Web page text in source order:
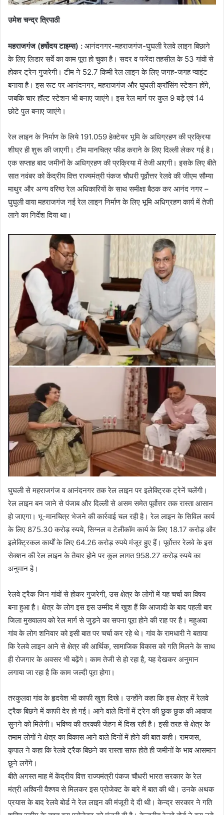
उमेश चन्द्र त्रिपाठी
महराजगंज (हर्षोदय टाइम्स) : आनंदनगर-महराजगंज-घुघली रेलवे लाइन बिछाने
के लिए लिडार सर्वे का काम पूरा हो चुका है। सदर व फरेंदा तहसील के 53 गांवाें से
होकर ट्रेन गुजरेगी। टीम ने 52.7 किमी रेल लाइन के लिए जगह-जगह प्वाइंट
बनाया है। इस रूट पर आनंदनगर, महराजगंज और घुघली क्राॅसिंग स्टेशन होंगे,
जबकि चार हॉल्ट स्टेशन भी बनाए जाएंगे। इस रेल मार्ग पर कुल 9 बड़े एवं 14
छोटे पुल बनाए जाएंगे।
रेल लाइन के निर्माण के लिये 191.059 हेक्टेयर भूमि के अधिग्रहण की प्रक्रिया
शीघ्र ही शुरू की जाएगी। टीम मानचित्र फीड कराने के लिए दिल्ली लेकर गई है।
एक सप्ताह बाद जमीनों के अधिग्रहण की प्रक्रिया में तेजी आएगी। इसके लिए बीते
सात नवंबर को केंद्रीय वित्त राज्यमंत्री पंकज चौधरी पूर्वोत्तर रेलवे की जीएम सौम्या
माथुर और अन्य वरिष्ठ रेल अधिकारियों के साथ समीक्षा बैठक कर आनंद नगर –
घुघुली वाया महराजगंज नई रेल लाइन निर्माण के लिए भूमि अधिग्रहण कार्य में तेजी
लाने का निर्देश दिया था।
घुघली से महराजगंज व आनंदनगर तक रेल लाइन पर इलेक्ट्रिक ट्रेनें चलेंगी।
रेल लाइन बन जाने से पंजाब और दिल्ली से असम समेत पूर्वोत्तर तक रास्ता आसान
हो जाएगा। भू-मानचित्र भेजने की कार्रवाई चल रही है। रेल लाइन के सिविल कार्य
के लिए 875.30 करोड़ रुपये, सिग्नल व टेलीकॉम कार्य के लिए 18.17 करोड़ और
इलेक्ट्रिकल कार्यों के लिए 64.26 करोड़ रुपये मंजूर हुए हैं। पूर्वोत्तर रेलवे के इस
सेक्शन की रेल लाइन के तैयार होने पर कुल लागत 958.27 करोड़ रुपये का
अनुमान है।
रेलवे ट्रैक जिन गांवों से होकर गुजरेगी, उस क्षेत्र के लोगों में यह चर्चा का विषय
बना हुआ है। क्षेत्र के लोग इस इस उम्मीद में खुश हैं कि आजादी के बाद पहली बार
जिला मुख्यालय को रेल मार्ग से जुड़ने का सपना पूरा होने की राह पर है। महुअवा
गांव के लोग शनिवार को इसी बात पर चर्चा कर रहे थे। गांव के रामधारी ने बताया
कि रेलवे लाइन आने से क्षेत्र की आर्थिक, सामाजिक विकास को गति मिलने के साथ
ही रोजगार के अवसर भी बढ़ेंगे। काम तेजी से हो रहा है, यह देखकर अनुमान
लगाया जा रहा है कि काम जल्दी पूरा होगा।
तरकुलवा गांव के हृदयेश भी काफी खुश दिखे। उन्होंने कहा कि इस क्षेत्र में रेलवे
ट्रैक बिछने में काफी देर हो गई। आने वाले दिनों में ट्रेन की छुक छुक की आवाज
सुनने को मिलेगी। भविष्य की तरक्की जेहन में दिख रही है। इसी तरह से क्षेत्र के
तमाम लोगों ने क्षेत्र का विकास आने वाले दिनों में होने की बात कही। रामजस,
कृपाल ने कहा कि रेलवे ट्रैक बिछने का रास्ता साफ होते ही जमीनों के भाव आसमान
छूने लगेंगे।
बीते अगस्त माह में केंद्रीय वित्त राज्यमंत्री पंकज चौधरी भारत सरकार के रेल
मंत्री अश्विनी वैश्णव से मिलकर इस प्रोजेक्ट के बारे में बात की थी। उनके अथक
प्रयास के बाद रेलवे बोर्ड ने रेल लाइन की मंजूरी दे दी थी। केन्द्र सरकार ने गति